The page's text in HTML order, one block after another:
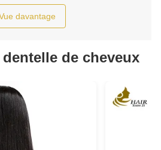
davantage
de cheveux